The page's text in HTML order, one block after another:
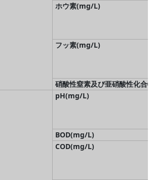
ホウ素(mg/L)
フッ素(mg/L)
硝酸性窒素及び亜硝酸性化合
pH(mg/L)
BOD(mg/L)
COD(mg/L)